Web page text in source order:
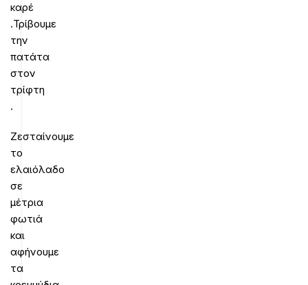
καρέ
.Τρίβουμε
την
πατάτα
στον
τρίφτη
.
Ζεσταίνουμε
το
ελαιόλαδο
σε
μέτρια
φωτιά
και
αφήνουμε
τα